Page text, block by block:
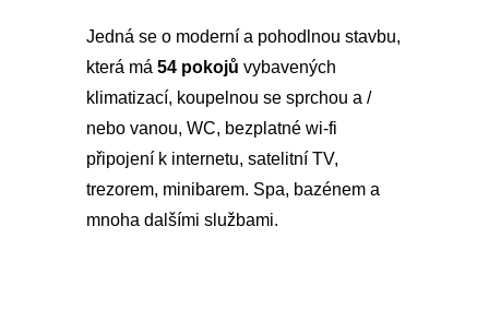
Jedná se o moderní a pohodlnou stavbu,
která má54 pokojů vybavených
klimatizací, koupelnou se sprchou a /
nebo vanou, WC, bezplatné wi-fi
připojení k internetu, satelitní TV,
trezorem, minibarem. Spa, bazénem a
mnoha dalšími službami.